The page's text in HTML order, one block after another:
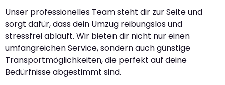
Unser professionelles Team steht dir zur Seite und
sorgt dafür, dass dein Umzug reibungslos und
stressfrei abläuft. Wir bieten dir nicht nur einen
umfangreichen Service, sondern auch günstige
Transportmöglichkeiten, die perfekt auf deine
Bedürfnisse abgestimmt sind.